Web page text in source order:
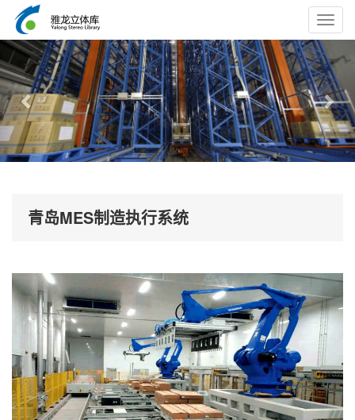
Previous
青岛MES制造执行系统